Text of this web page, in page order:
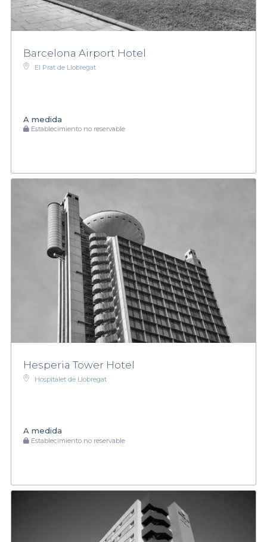
Barcelona Airport Hotel
El Prat de Llobregat
A medida
Establecimiento no reservable
Hesperia Tower Hotel
Hospitalet de Llobregat
A medida
Establecimiento no reservable